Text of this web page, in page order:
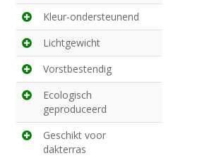
Kleur-ondersteunend
Lichtgewicht
Vorstbestendig
Ecologisch
geproduceerd
Geschikt voor
dakterras